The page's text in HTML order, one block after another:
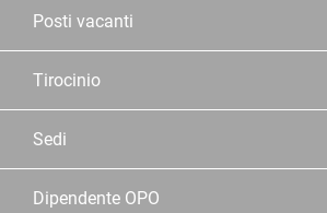
Posti vacanti
Tirocinio
Sedi
Dipendente OPO